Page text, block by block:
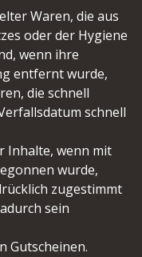
Waren, die aus
oder der Hygiene
wenn ihre
entfernt wurde,
die schnell
schnell
Inhalte, wenn mit
wurde,
zugestimmt
sein
Gutscheinen.